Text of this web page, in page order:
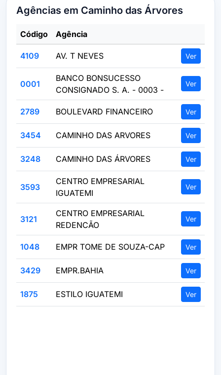
Agências em Caminho das Árvores
Código Agência
4109 AV. T NEVES Ver
0001
BANCO BONSUCESSO
CONSIGNADO S. A. - 0003 -
Ver
2789 BOULEVARD FINANCEIRO Ver
3454 CAMINHO DAS ARVORES Ver
3248 CAMINHO DAS ÁRVORES Ver
3593
CENTRO EMPRESARIAL
IGUATEMI
Ver
3121
CENTRO EMPRESARIAL
REDENCÃO
Ver
1048 EMPR TOME DE SOUZA-CAP Ver
3429 EMPR.BAHIA Ver
1875 ESTILO IGUATEMI Ver